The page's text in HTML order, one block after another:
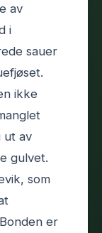
av
i
sauer
ikke
ut av
gulvet.
som
er